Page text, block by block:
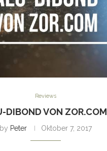
Reviews
DIBOND VON ZOR.COM
by Peter Oktober 7, 2017